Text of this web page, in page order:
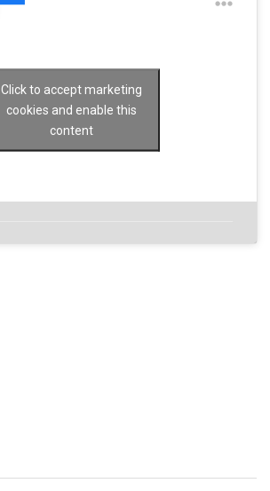
Click to accept marketing
cookies and enable this
content